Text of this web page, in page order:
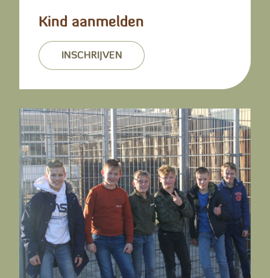
Kind aanmelden
INSCHRIJVEN